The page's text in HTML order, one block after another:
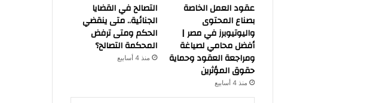
عقود العمل الخاصة
بصناع المحتوى
واليوتيوبرز في مصر |
أفضل محامي لصياغة
ومراجعة العقود وحماية
حقوق المؤثرين
منذ 4 أسابيع
التصالح في القضايا
الجنائية.. متى ينقضي
الحكم ومتى ترفض
المحكمة التصالح؟
منذ 4 أسابيع